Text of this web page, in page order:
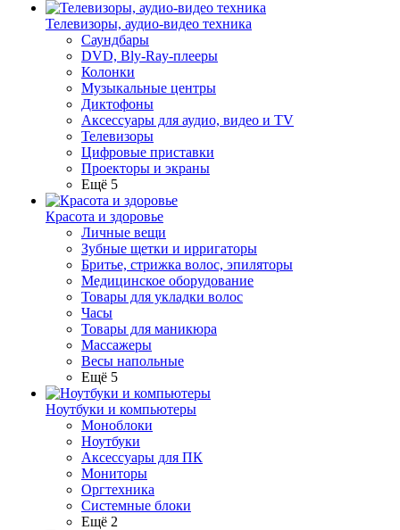
Телевизоры, аудио-видео техника
Саундбары
DVD, Bly-Ray-плееры
Колонки
Музыкальные центры
Диктофоны
Аксессуары для аудио, видео и TV
Телевизоры
Цифровые приставки
Проекторы и экраны
Ещё 5
Красота и здоровье
Личные вещи
Зубные щетки и ирригаторы
Бритье, стрижка волос, эпиляторы
Медицинское оборудование
Товары для укладки волос
Часы
Товары для маникюра
Массажеры
Весы напольные
Ещё 5
Ноутбуки и компьютеры
Моноблоки
Ноутбуки
Аксессуары для ПК
Мониторы
Оргтехника
Системные блоки
Ещё 2